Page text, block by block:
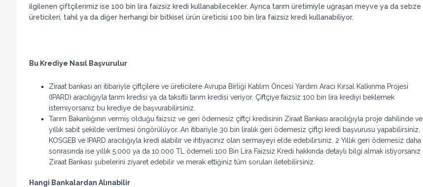
ilgilenen çiftçilerimiz ise 100 bin lira faizsiz kredi kullanabilecekler. Ayrıca tarım üretimiyle uğraşan meyve ya da sebze
üreticileri, tahıl ya da diğer herhangi bir bitkisel ürün üreticisi 100 bin lira faizsiz kredi kullanabiliyor.
Bu Krediye Nasıl Başvurulur
Ziraat bankası an itibariyle çiftçilere ve üreticilere Avrupa Birliği Katılım Öncesi Yardım Aracı Kırsal Kalkınma Projesi
(IPARD) aracılığıyla tarım kredisi ya da taksitli tarım kredisi veriyor. Çiftçiye faizsiz 100 bin lira krediyi beklemek
istemiyorsanız bu krediye de başvurabilirsiniz.
Tarım Bakanlığının vermiş olduğu faizsiz ve geri ödemesiz çiftçi kredisinin Ziraat Bankası aracılığıyla proje dahilinde ve
yıllık sabit şekilde verilmesi öngörülüyor. An itibariyle 30 bin liralık geri ödemesiz çiftçi kredi başvurusu yapabilirsiniz.
KOSGEB ve IPARD aracılığıyla kredi alabilir ve ihtiyacınız olan sermayeyi elde edebilirsiniz. 2 Yıllık geri ödemesiz daha
sonrasında ise yıllık 5.000 ya da 10.000 TL ödemeli 100 Bin Lira Faizsiz Kredi hakkında detaylı bilgi almak istiyorsanız
Ziraat Bankası şubelerini ziyaret edebilir ve merak ettiğiniz tüm soruları iletebilirsiniz.
Hangi Bankalardan Alınabilir